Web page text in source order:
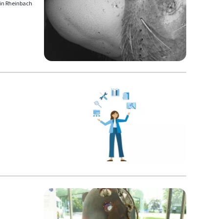
Rheinbach